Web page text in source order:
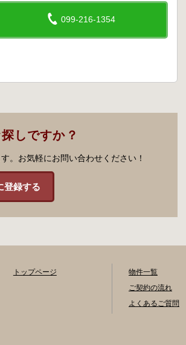
099-216-1354
しですか？
。お気軽にお問い合わせください！
登録する
トップページ
物件一覧
ご契約の流れ
よくあるご質問